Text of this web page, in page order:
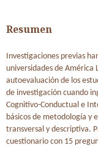
Resumen
Investigaciones previas
universidades de
autoevaluación de los
de investigación cuando
Cognitivo-Conductual e
básicos de metodología y
transversal y descriptiva.
cuestionario con 15